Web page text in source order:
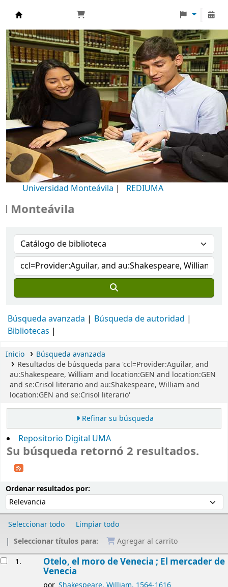
Biblioteca Universidad Monteávila
Universidad Monteávila | REDIUMA
Búsqueda avanzada
Búsqueda de autoridad
Bibliotecas
Inicio
Búsqueda avanzada
Resultados de búsqueda para 'ccl=Provider:Aguilar, and
au:Shakespeare, William and location:GEN and location:GEN
and se:Crisol literario and au:Shakespeare, William and
location:GEN and se:Crisol literario'
Refinar su búsqueda
Repositorio Digital UMA
Su búsqueda retornó 2 resultados.
Ordenar resultados por:
Seleccionar todo
Limpiar todo
Seleccionar títulos para:
Agregar al carrito
1. Otelo, el moro de Venecia ; El mercader de
Venecia